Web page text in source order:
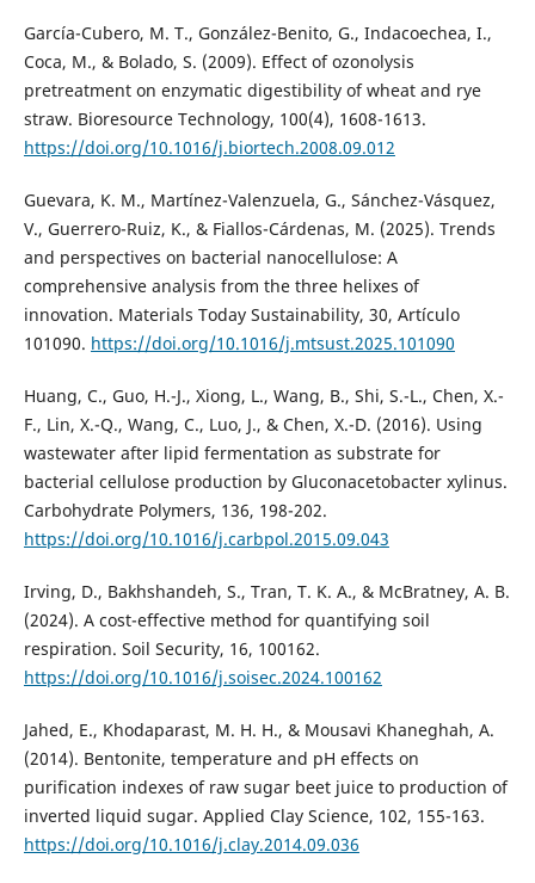
García-Cubero, M. T., González-Benito, G., Indacoechea, I.,
Coca, M., & Bolado, S. (2009). Effect of ozonolysis
pretreatment on enzymatic digestibility of wheat and rye
straw. Bioresource Technology, 100(4), 1608-1613.
https://doi.org/10.1016/j.biortech.2008.09.012
Guevara, K. M., Martínez-Valenzuela, G., Sánchez-Vásquez,
V., Guerrero-Ruiz, K., & Fiallos-Cárdenas, M. (2025). Trends
and perspectives on bacterial nanocellulose: A
comprehensive analysis from the three helixes of
innovation. Materials Today Sustainability, 30, Artículo
101090. https://doi.org/10.1016/j.mtsust.2025.101090
Huang, C., Guo, H.-J., Xiong, L., Wang, B., Shi, S.-L., Chen, X.-
F., Lin, X.-Q., Wang, C., Luo, J., & Chen, X.-D. (2016). Using
wastewater after lipid fermentation as substrate for
bacterial cellulose production by Gluconacetobacter xylinus.
Carbohydrate Polymers, 136, 198-202.
https://doi.org/10.1016/j.carbpol.2015.09.043
Irving, D., Bakhshandeh, S., Tran, T. K. A., & McBratney, A. B.
(2024). A cost-effective method for quantifying soil
respiration. Soil Security, 16, 100162.
https://doi.org/10.1016/j.soisec.2024.100162
Jahed, E., Khodaparast, M. H. H., & Mousavi Khaneghah, A.
(2014). Bentonite, temperature and pH effects on
purification indexes of raw sugar beet juice to production of
inverted liquid sugar. Applied Clay Science, 102, 155-163.
https://doi.org/10.1016/j.clay.2014.09.036